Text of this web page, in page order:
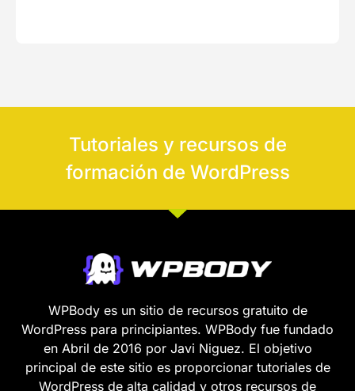
Tutoriales y recursos de
formación de WordPress
WPBody es un sitio de recursos gratuito de
WordPress para principiantes. WPBody fue fundado
en Abril de 2016 por Javi Niguez. El objetivo
principal de este sitio es proporcionar tutoriales de
WordPress de alta calidad y otros recursos de